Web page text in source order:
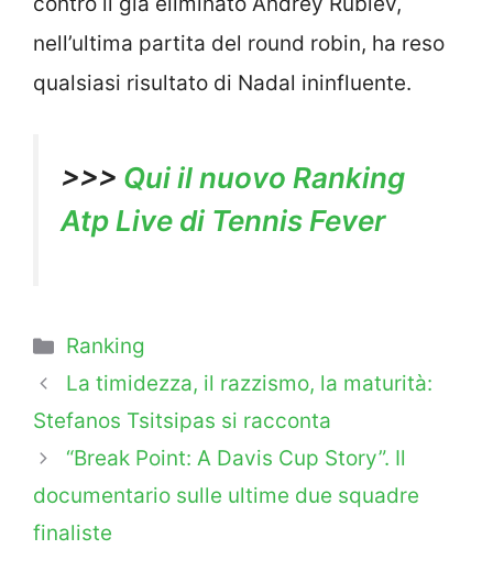
nell’ultima partita del round robin, ha reso
qualsiasi risultato di Nadal ininfluente.
>>> Qui il nuovo Ranking
Atp Live di Tennis Fever
Categorie
Ranking
La timidezza, il razzismo, la maturità:
Stefanos Tsitsipas si racconta
“Break Point: A Davis Cup Story”. Il
documentario sulle ultime due squadre
finaliste